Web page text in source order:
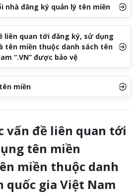
nhà đăng ký quản lý tên miền
liên quan tới đăng ký, sử dụng
tên miền thuộc danh sách tên
“.VN” được bảo vệ
miền
vấn đề liên quan tới
tên miền
miền thuộc danh
quốc gia Việt Nam